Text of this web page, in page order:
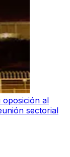
oposición al
sectorial